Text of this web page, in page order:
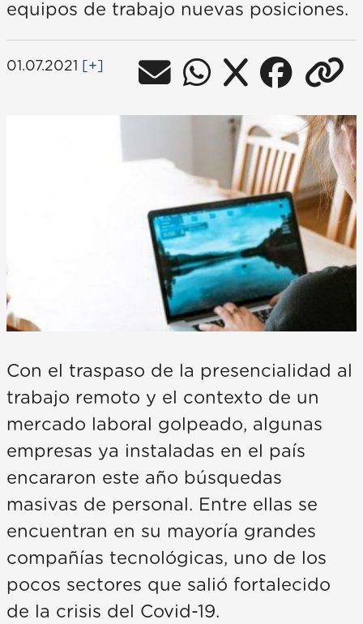
equipos de trabajo nuevas posiciones.
01.07.2021 [+]
Con el traspaso de la presencialidad al
trabajo remoto y el contexto de un
mercado laboral golpeado, algunas
empresas ya instaladas en el país
encararon este año búsquedas
masivas de personal. Entre ellas se
encuentran en su mayoría grandes
compañías tecnológicas, uno de los
pocos sectores que salió fortalecido
de la crisis del Covid-19.